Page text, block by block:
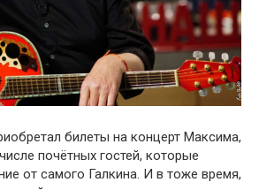
билеты на концерт Максима,
почётных гостей, которые
от самого Галкина. И в тоже время,